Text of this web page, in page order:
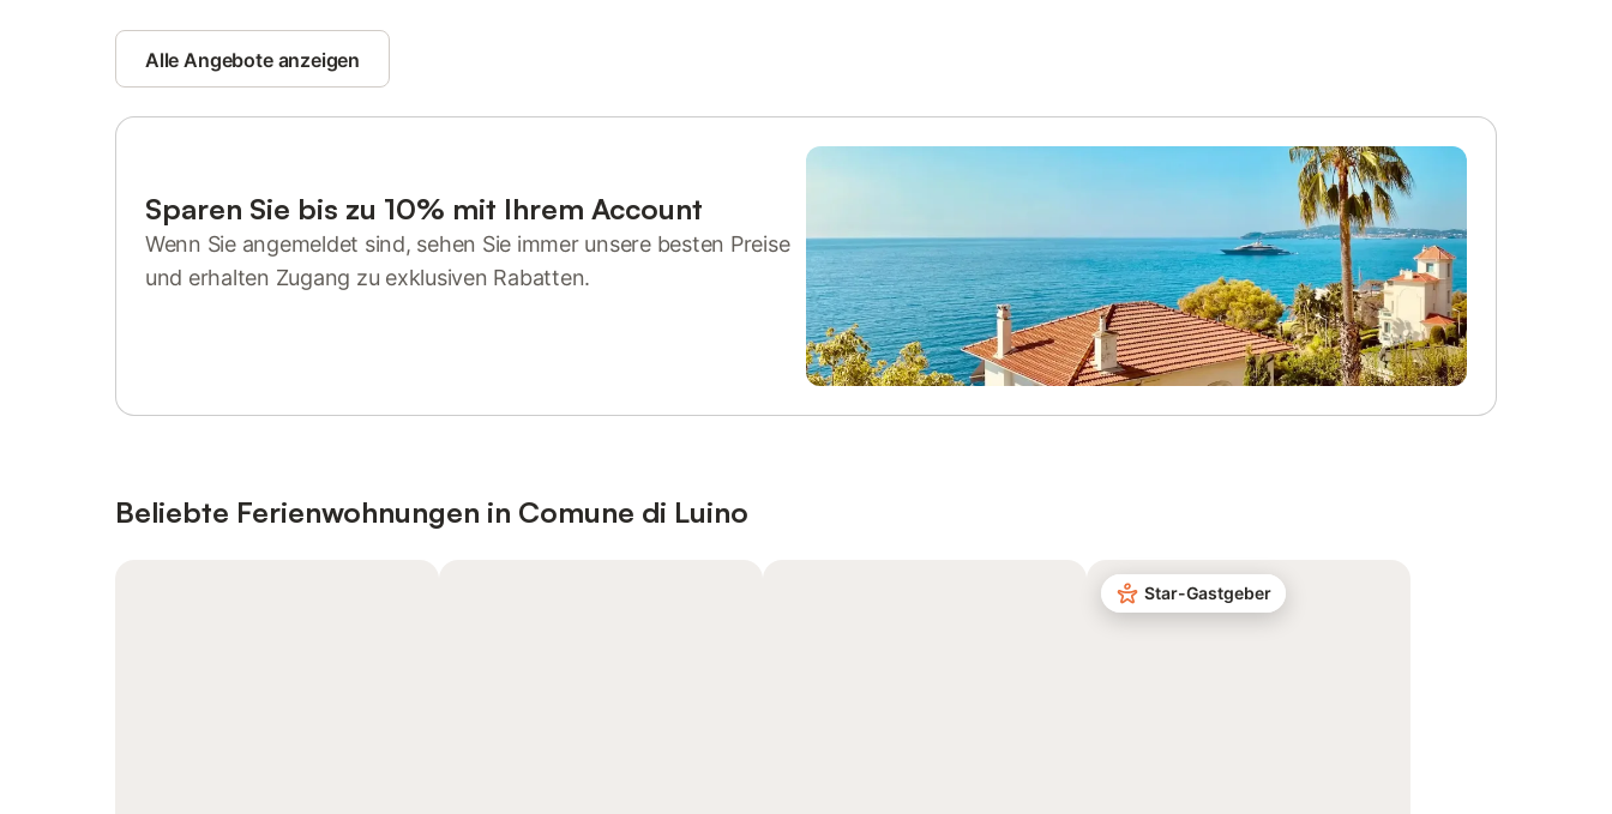
Alle Angebote anzeigen
Sparen Sie bis zu 10% mit Ihrem Account
Wenn Sie angemeldet sind, sehen Sie immer unsere besten Preise
und erhalten Zugang zu exklusiven Rabatten.
Beliebte Ferienwohnungen in Comune di Luino
Star-Gastgeber